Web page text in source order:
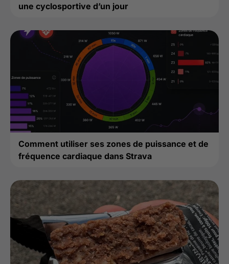
une cyclosportive d’un jour
Comment utiliser ses zones de puissance et de
fréquence cardiaque dans Strava